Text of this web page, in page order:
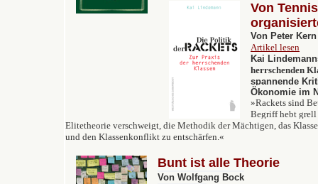
Von
Von Peter Kern
Artikel lesen
Kai
herrschenden
spannende
Ökonomie im
»Rackets sind
Begriff hebt
Elitetheorie verschweigt, die Methodik der Mächtigen, das
und den Klassenkonflikt zu entschärfen.«
Bunt ist alle Theorie
Von Wolfgang Bock